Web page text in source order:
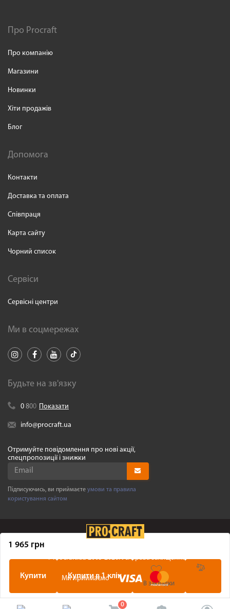
1 965 грн
Купити Купити в 1 клік
В закладки
Про Procraft
Про компанію
Магазини
Новинки
Хіти продажів
Блог
Допомога
Контакти
Доставка та оплата
Співпраця
Карта сайту
Чорний список
Сервіси
Сервісні центри
Ми в соцмережах
Будьте на зв'язку
0 800 Показати
info@procraft.ua
Отримуйте повідомлення про нові акції,
спецпропозиції і знижки
Підписуючись, ви приймаєте умови та правила
користування сайтом
©Procraft.ua2005-2026. Усі права захищенні
Ми приймаємо
0